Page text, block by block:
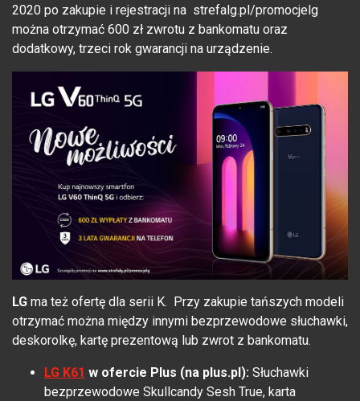
2020 po zakupie i rejestracji na strefalg.pl/promocjelg
można otrzymać 600 zł zwrotu z bankomatu oraz
dodatkowy, trzeci rok gwarancji na urządzenie.
LG ma też ofertę dla serii K. Przy zakupie tańszych modeli
otrzymać można między innymi bezprzewodowe słuchawki,
deskorolkę, kartę prezentową lub zwrot z bankomatu.
LG K61 w ofercie Plus (na plus.pl): Słuchawki
bezprzewodowe Skullcandy Sesh True, karta